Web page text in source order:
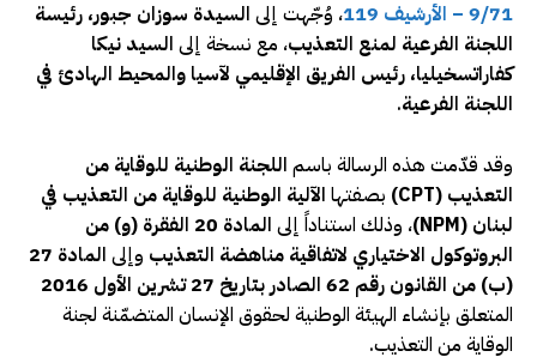
9/71 – الأرشيف 119
، وُجّهت إلى السيدة سوزان جبور، رئيسة
اللجنة الفرعية لمنع التعذيب، مع نسخة إلى السيد نيكا
كفاراتسخيليا، رئيس الفريق الإقليمي لآسيا والمحيط الهادئ في
اللجنة الفرعية.
وقد قدّمت هذه الرسالة باسم اللجنة الوطنية للوقاية من
التعذيب (CPT)
بصفتها الآلية الوطنية للوقاية من التعذيب في
لبنان (NPM)
، وذلك استناداً إلى
المادة 20 الفقرة (و) من
البروتوكول الاختياري لاتفاقية مناهضة التعذيب وإلى
المادة 27
(ب) من القانون رقم 62 الصادر بتاريخ 27 تشرين الأول 2016
المتعلق بإنشاء الهيئة الوطنية لحقوق الإنسان المتضمّنة لجنة
الوقاية من التعذيب.